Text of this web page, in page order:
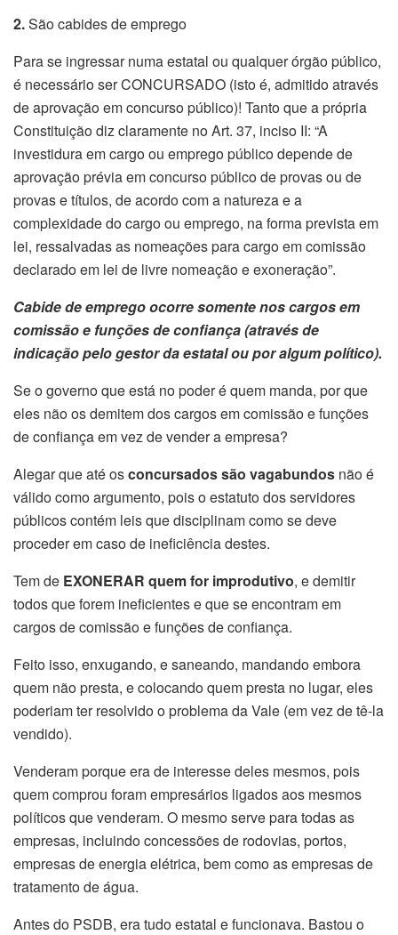
2.São cabides de emprego
Para se ingressar numa estatal ou qualquer órgão público,
é necessário ser CONCURSADO (isto é, admitido através
de aprovação em concurso público)! Tanto que a própria
Constituição diz claramente no Art. 37, inciso II: “A
investidura em cargo ou emprego público depende de
aprovação prévia em concurso público de provas ou de
provas e títulos, de acordo com a natureza e a
complexidade do cargo ou emprego, na forma prevista em
lei, ressalvadas as nomeações para cargo em comissão
declarado em lei de livre nomeação e exoneração”.
Cabide de emprego ocorre somente nos cargos em
comissão e funções de confiança (através de
indicação pelo gestor da estatal ou por algum político).
Se o governo que está no poder é quem manda, por que
eles não os demitem dos cargos em comissão e funções
de confiança em vez de vender a empresa?
Alegar que até osconcursados são vagabundos não é
válido como argumento, pois o estatuto dos servidores
públicos contém leis que disciplinam como se deve
proceder em caso de ineficiência destes.
Tem de EXONERAR quem for improdutivo, e demitir
todos que forem ineficientes e que se encontram em
cargos de comissão e funções de confiança.
Feito isso, enxugando, e saneando, mandando embora
quem não presta, e colocando quem presta no lugar, eles
poderiam ter resolvido o problema da Vale (em vez de tê-la
vendido).
Venderam porque era de interesse deles mesmos, pois
quem comprou foram empresários ligados aos mesmos
políticos que venderam. O mesmo serve para todas as
empresas, incluindo concessões de rodovias, portos,
empresas de energia elétrica, bem como as empresas de
tratamento de água.
Antes do PSDB, era tudo estatal e funcionava. Bastou o